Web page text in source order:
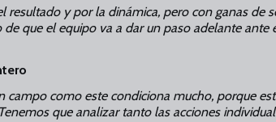
resultado y por la dinámica, pero con ganas de
de que el equipo va a dar un paso adelante ante
campo como este condiciona mucho, porque
que analizar tanto las acciones